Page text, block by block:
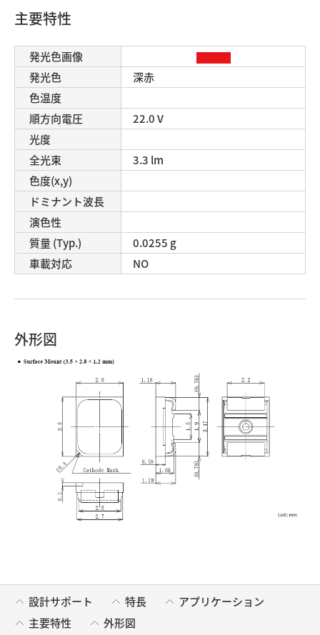
主要特性
発光色画像
発光色
深赤
色温度
順方向電圧
22.0 V
光度
全光束
3.3 lm
色度(x,y)
ドミナント波長
演色性
質量 (Typ.)
0.0255 g
車載対応
NO
外形図
設計サポート 特長
アプリケーション
主要特性
外形図